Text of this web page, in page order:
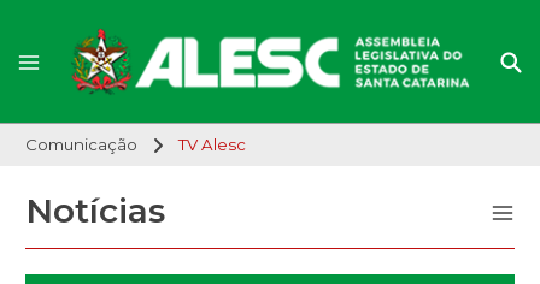
Comunicação TV Alesc
Notícias